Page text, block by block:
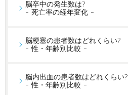
脳卒中の発生数は?
- 死亡率の経年変化 -
脳梗塞の患者数はどれくらい?
- 性・年齢別比較 -
脳内出血の患者数はどれくらい?
- 性・年齢別比較 -